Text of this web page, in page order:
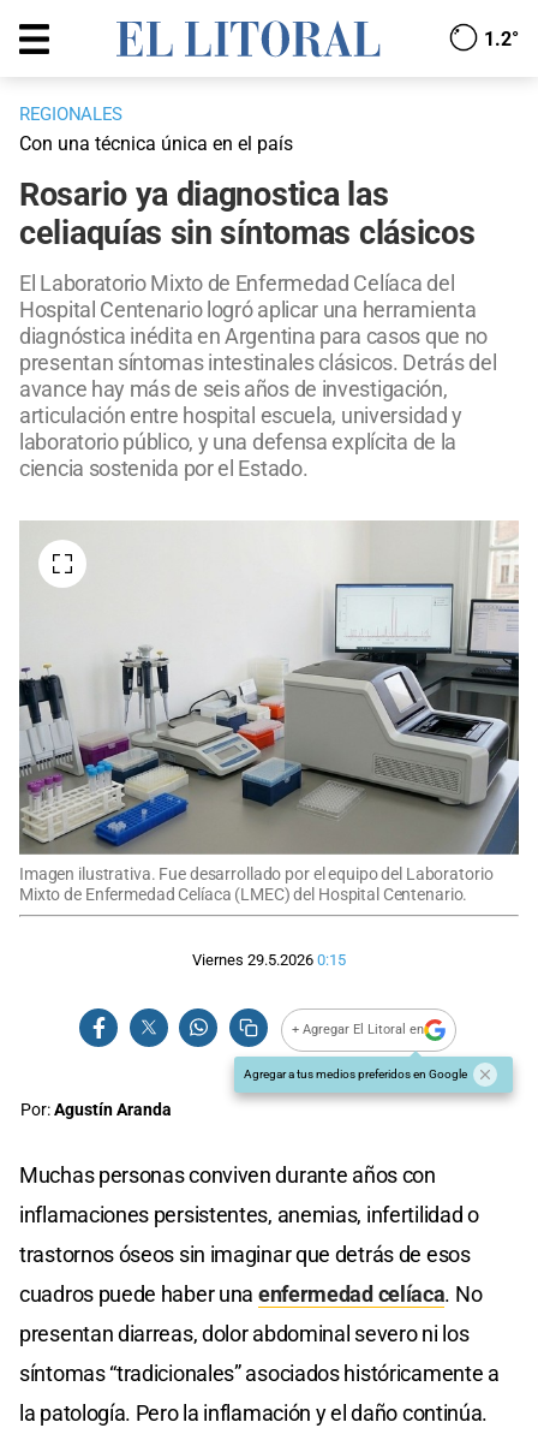
1.2°
REGIONALES
Con una técnica única en el país
Rosario ya diagnostica las
celiaquías sin síntomas clásicos
El Laboratorio Mixto de Enfermedad Celíaca del
Hospital Centenario logró aplicar una herramienta
diagnóstica inédita en Argentina para casos que no
presentan síntomas intestinales clásicos. Detrás del
avance hay más de seis años de investigación,
articulación entre hospital escuela, universidad y
laboratorio público, y una defensa explícita de la
ciencia sostenida por el Estado.
Imagen ilustrativa. Fue desarrollado por el equipo del Laboratorio
Mixto de Enfermedad Celíaca (LMEC) del Hospital Centenario.
Viernes 29.5.2026 0:15
+ Agregar El Litoral en
Agregar a tus medios preferidos en Google
Por:Agustín Aranda
Muchas personas conviven durante años con
inflamaciones persistentes, anemias, infertilidad o
trastornos óseos sin imaginar que detrás de esos
cuadros puede haber una enfermedad celíaca. No
presentan diarreas, dolor abdominal severo ni los
síntomas “tradicionales” asociados históricamente a
la patología. Pero la inflamación y el daño continúa.